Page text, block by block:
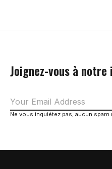
Joignez-vous à
Ne vous inquiétez pas, aucun spam